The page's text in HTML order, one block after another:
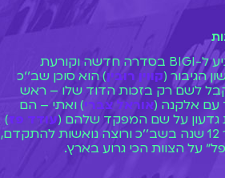
קווין רובין מגיע ל-BIGI בסדרה חדשה וקורעת
הגיבור (קווין רובין) הוא סוכן שב׳׳כ
לשם רק בזכות הדוד שלו – ראש
עם אלקנה (אוראל צברי) ואתי – הם
גדעון על שם המפקד שלהם (עודד פז)
שנמצא כבר 12 שנה בשב׳׳כ ורוצה נואשות להתקדם,
על הצוות הכי גרוע בארץ.